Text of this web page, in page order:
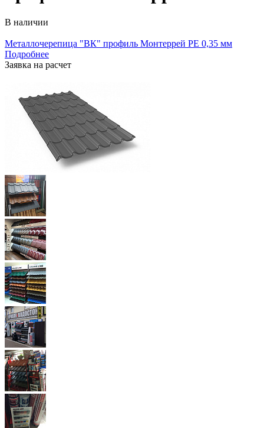
В наличии
Металлочерепица "ВК" профиль Монтеррей РЕ 0,35 мм
Подробнее
Заявка на расчет